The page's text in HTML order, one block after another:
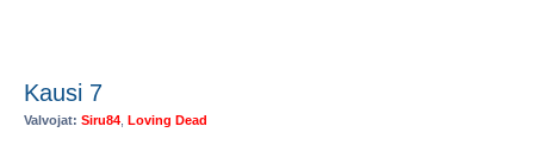
Kausi 7
Valvojat: Siru84 Loving Dead